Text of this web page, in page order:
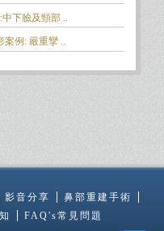
下臉及頸部 ..
案例: 嚴重攣 ..
影音分享
鼻部重建手術
FAQ's常見問題